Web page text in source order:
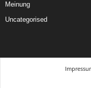
Meinung
Uncategorised